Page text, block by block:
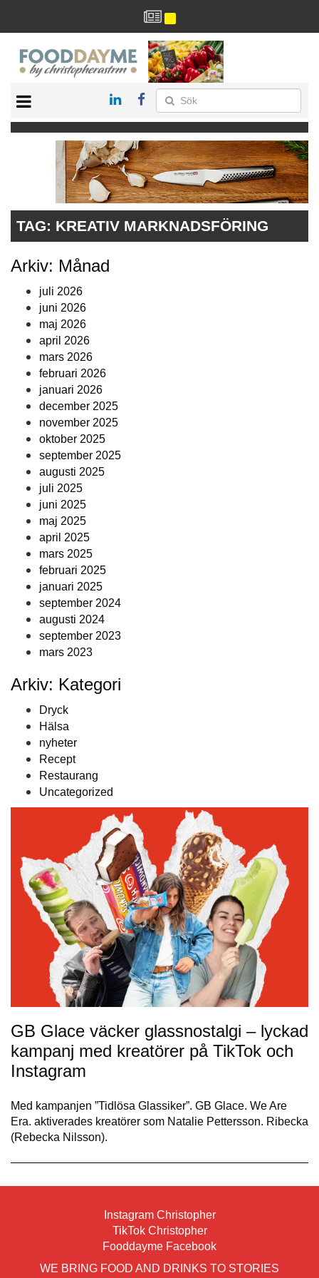
RECEPT
RESTAURANG
TAG: KREATIV MARKNADSFÖRING
Arkiv: Månad
juli 2026
juni 2026
maj 2026
april 2026
mars 2026
februari 2026
januari 2026
december 2025
november 2025
oktober 2025
september 2025
augusti 2025
juli 2025
juni 2025
maj 2025
april 2025
mars 2025
februari 2025
januari 2025
september 2024
augusti 2024
september 2023
mars 2023
Arkiv: Kategori
Dryck
Hälsa
nyheter
Recept
Restaurang
Uncategorized
GB Glace väcker glassnostalgi – lyckad
kampanj med kreatörer på TikTok och
Instagram
Med kampanjen ”Tidlösa Glassiker”. GB Glace. We Are
Era. aktiverades kreatörer som Natalie Pettersson. Ribecka
(Rebecka Nilsson).
Instagram Christopher
TikTok Christopher
Fooddayme Facebook
WE BRING FOOD AND DRINKS TO STORIES